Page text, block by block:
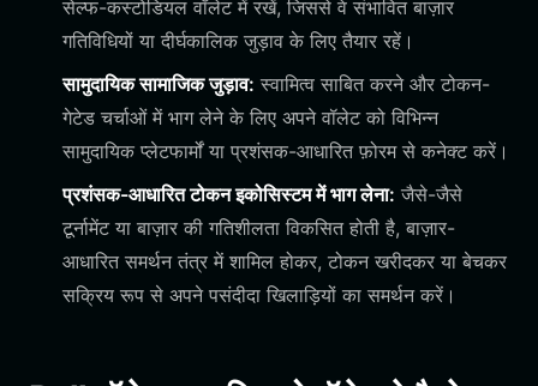
सेल्फ-कस्टोडियल वॉलेट में रखें, जिससे वे संभावित बाज़ार
गतिविधियों या दीर्घकालिक जुड़ाव के लिए तैयार रहें।
सामुदायिक सामाजिक जुड़ाव: स्वामित्व साबित करने और टोकन-
गेटेड चर्चाओं में भाग लेने के लिए अपने वॉलेट को विभिन्न
सामुदायिक प्लेटफार्मों या प्रशंसक-आधारित फ़ोरम से कनेक्ट करें।
प्रशंसक-आधारित टोकन इकोसिस्टम में भाग लेना: जैसे-जैसे
टूर्नामेंट या बाज़ार की गतिशीलता विकसित होती है, बाज़ार-
आधारित समर्थन तंत्र में शामिल होकर, टोकन खरीदकर या बेचकर
सक्रिय रूप से अपने पसंदीदा खिलाड़ियों का समर्थन करें।